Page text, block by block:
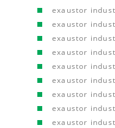
exaustor
exaustor
exaustor
exaustor
exaustor
exaustor
exaustor
exaustor
exaustor